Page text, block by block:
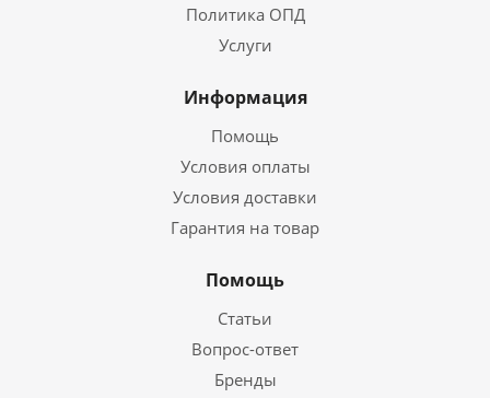
Политика ОПД
Услуги
Информация
Помощь
Условия оплаты
Условия доставки
Гарантия на товар
Помощь
Статьи
Вопрос-ответ
Бренды